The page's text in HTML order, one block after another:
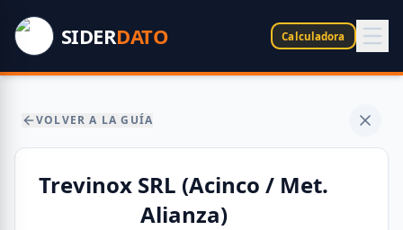
SIDERDATO Calculadora
VOLVER A LA GUÍA
Trevinox SRL (Acinco / Met.
Alianza)